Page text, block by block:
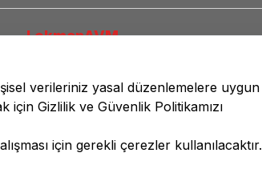
LokmanAVM
verileriniz yasal düzenlemelere uygun
için Gizlilik ve Güvenlik Politikamızı
için gerekli çerezler kullanılacaktır.